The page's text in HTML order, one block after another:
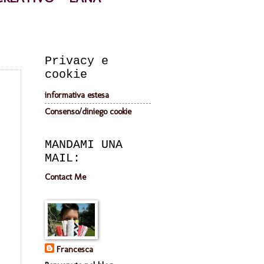
Privacy e
cookie
informativa estesa
Consenso/diniego cookie
MANDAMI UNA
MAIL:
Contact Me
Francesca